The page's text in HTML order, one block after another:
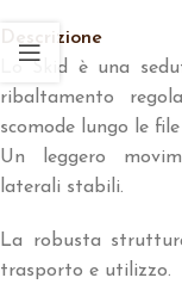
Descrizione
Lo Skid è una
ribaltamento
scomode lungo le
Un leggero
laterali stabili.
La robusta
trasporto e utilizzo.